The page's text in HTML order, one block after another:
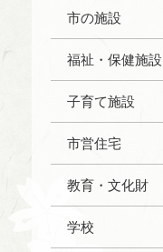
市の施設
福祉・保健施設
子育て施設
市営住宅
教育・文化財
学校